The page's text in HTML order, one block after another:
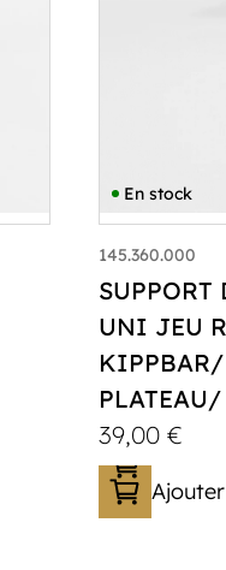
En stock
145.360.000
SUPPORT
UNI JEU
KIPPBAR/
39,00 €